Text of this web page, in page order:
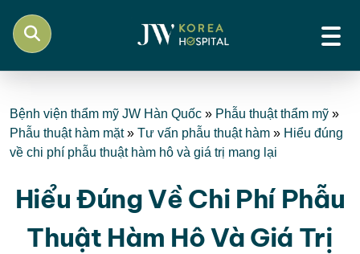
Bệnh viện thẩm mỹ JW Hàn Quốc » Phẫu thuật thẩm mỹ »
Phẫu thuật hàm mặt» Tư vấn phẫu thuật hàm » Hiểu đúng
về chi phí phẫu thuật hàm hô và giá trị mang lại
Hiểu Đúng Về Chi Phí Phẫu
Thuật Hàm Hô Và Giá Trị